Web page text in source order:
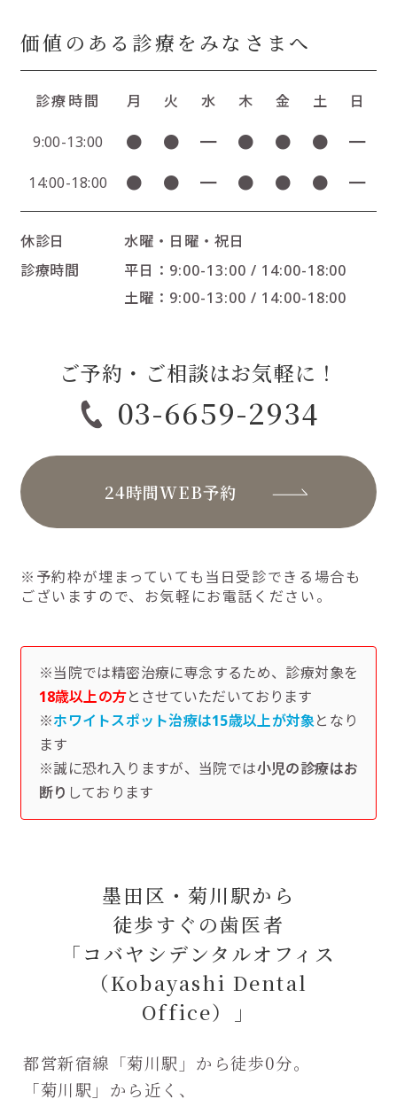
価値のある診療をみなさまへ
診療時間 月 火 水 木 金 土 日
9:00-13:00 ● ● ━ ● ● ● ━
14:00-18:00 ● ● ━ ● ● ● ━
休診日
水曜・日曜・祝日
診療時間
平日：9:00-13:00 / 14:00-18:00
土曜：9:00-13:00 / 14:00-18:00
ご予約・ご相談はお気軽に！
03-6659-2934
24時間WEB予約
※予約枠が埋まっていても当日受診できる場合も
ございますので、お気軽にお電話ください。
※当院では精密治療に専念するため、診療対象を
18歳以上の方とさせていただいております
※ホワイトスポット治療は15歳以上が対象となり
ます
※誠に恐れ入りますが、当院では小児の診療はお
断り しております
墨田区・菊川駅から
徒歩すぐの歯医者
「コバヤシデンタルオフィス
（Kobayashi Dental
Office）」
都営新宿線「菊川駅」から徒歩0分。
「菊川駅」から近く、